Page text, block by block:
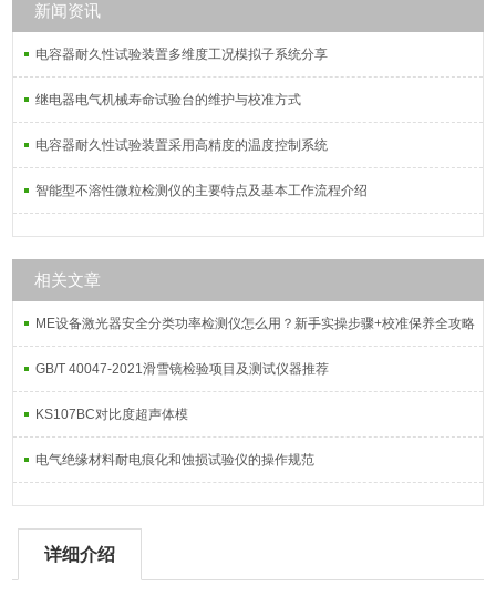
新闻资讯
电容器耐久性试验装置多维度工况模拟子系统分享
继电器电气机械寿命试验台的维护与校准方式
电容器耐久性试验装置采用高精度的温度控制系统
智能型不溶性微粒检测仪的主要特点及基本工作流程介绍
相关文章
ME设备激光器安全分类功率检测仪怎么用？新手实操步骤+校准保养全攻略
GB/T 40047-2021滑雪镜检验项目及测试仪器推荐
KS107BC对比度超声体模
电气绝缘材料耐电痕化和蚀损试验仪的操作规范
详细介绍